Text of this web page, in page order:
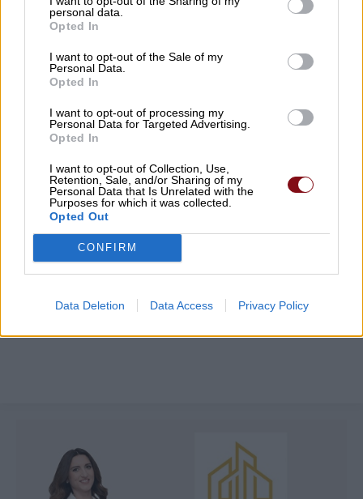
personal data.
Opted In
I want to opt-out of the Sale of my
Personal Data.
Opted In
I want to opt-out of processing my
Personal Data for Targeted Advertising.
Opted In
I want to opt-out of Collection, Use,
Retention, Sale, and/or Sharing of my
Personal Data that Is Unrelated with the
Purposes for which it was collected.
Opted Out
CONFIRM
Data Deletion Data Access Privacy Policy
και Χρήστος Αλμπάνης στην ΠΑΕ ΑΕΛ
Δείτε τη νέα ρυθμιστική 2026 -27 για το
07/08/2026 , 9:56
Η εντυπωσιακή παιδική παράσταση
«Πολυάννα» της Κάρμεν Ρουγγέρη έρχεται
στα Φάρσαλα!
07/08/2026 , 9:30